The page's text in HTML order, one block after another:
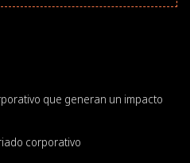
que generan un impacto
corporativo